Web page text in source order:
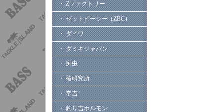
・ Zファクトリー
・ ゼットビーシー（ZBC）
・ ダイワ
・ ダミキジャパン
・ 痴虫
・ 椿研究所
・ 常吉
・ 釣り吉ホルモン